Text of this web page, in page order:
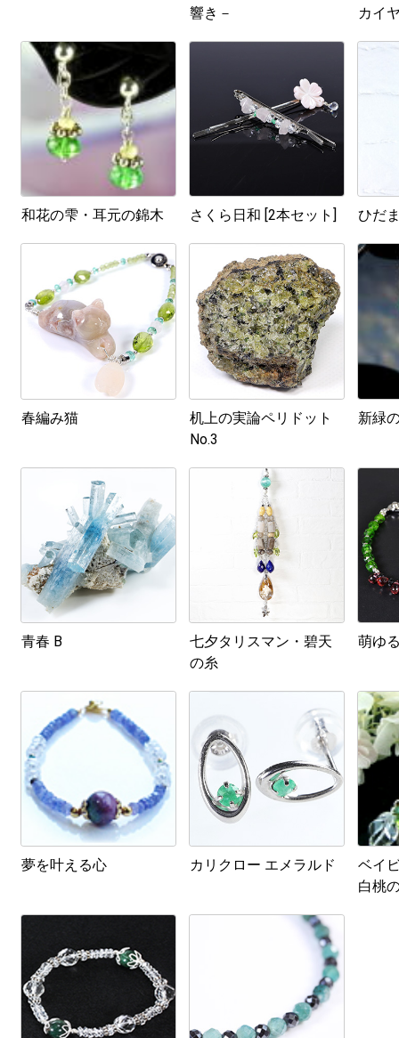
響き－
カイ
和花の雫・耳元の錦木 さくら日和 [2本セット] ひだ
春編み猫
机上の実論ペリドット
No.3
新緑
青春 B
七夕タリスマン・碧天
の糸
萌ゆ
夢を叶える心 カリクロー エメラルド
ベイ
白桃